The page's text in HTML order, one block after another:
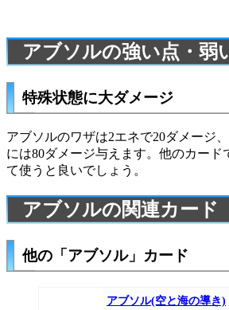
アブソルの強い点・弱
特殊状態に大ダメージ
アブソルのワザは2エネで20ダメージ
には80ダメージ与えます。他のカード
て使うと良いでしょう。
アブソルの関連カード
他の「アブソル」カード
アブソル(空と海の導き)